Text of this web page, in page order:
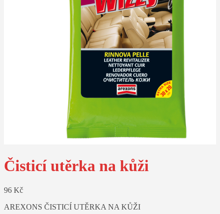
Čisticí utěrka na kůži
96 Kč
AREXONS ČISTICÍ UTĚRKA NA KŮŽI